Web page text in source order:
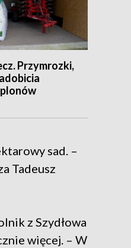
Przymrozki,
sad. –
Tadeusz
z Szydłowa
więcej. – W